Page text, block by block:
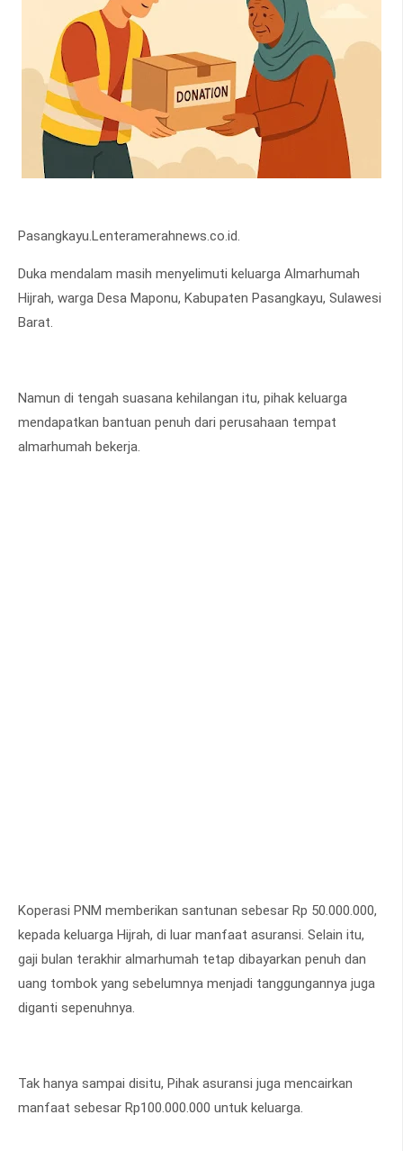
Pasangkayu.Lenteramerahnews.co.id.
Duka mendalam masih menyelimuti keluarga Almarhumah
Hijrah, warga Desa Maponu, Kabupaten Pasangkayu, Sulawesi
Barat.
Namun di tengah suasana kehilangan itu, pihak keluarga
mendapatkan bantuan penuh dari perusahaan tempat
almarhumah bekerja.
Koperasi PNM memberikan santunan sebesar Rp 50.000.000,
kepada keluarga Hijrah, di luar manfaat asuransi. Selain itu,
gaji bulan terakhir almarhumah tetap dibayarkan penuh dan
uang tombok yang sebelumnya menjadi tanggungannya juga
diganti sepenuhnya.
Tak hanya sampai disitu, Pihak asuransi juga mencairkan
manfaat sebesar Rp100.000.000 untuk keluarga.